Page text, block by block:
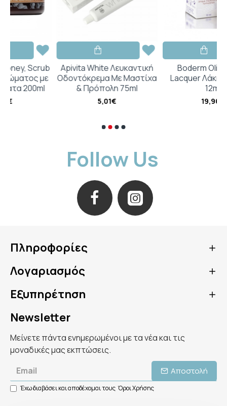
Apivita White Λευκαντική
Οδοντόκρεμα Με Μαστίχα
& Πρόπολη 75ml
Boderm Oliprox Nail
Lacquer Λάκκα Ονύχων
Follow Us
Πληροφορίες
Λογαριασμός
Εξυπηρέτηση
Newsletter
Μείνετε πάντα ενημερωμένοι με τα νέα και τις
μοναδικές μας εκπτώσεις.
Αποστολή
Έχω διαβάσει και αποδέχομαι τους Όροι Χρήσης